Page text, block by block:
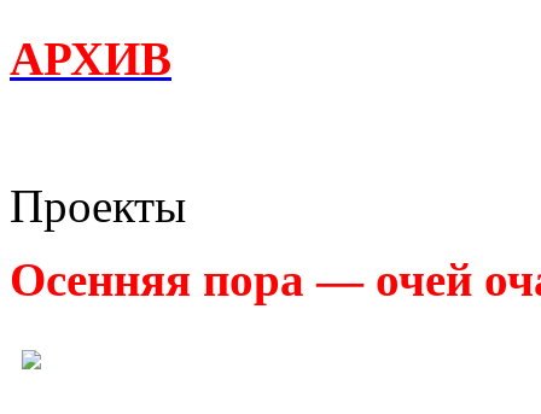
АРХИВ
Проекты
Осенняя пора — очей